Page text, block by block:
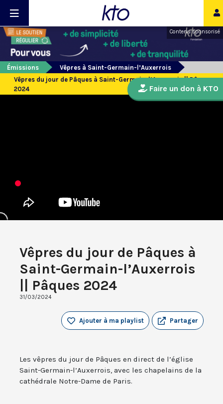
Contenu sponsorisé
Émissions
Vêpres à Saint-Germain-l’Auxerrois
Vêpres du jour de Pâques à Saint-Germain-l’Auxerrois || Pâques
2024
Vêpres du jour de Pâques à
Saint-Germain-l’Auxerrois
|| Pâques 2024
31/03/2024
Partager
Ajouter à ma playlist
Les vêpres du jour de Pâques en direct de l’église
Saint-Germain-l’Auxerrois, avec les chapelains de la
cathédrale Notre-Dame de Paris.
Faire un don à KTO